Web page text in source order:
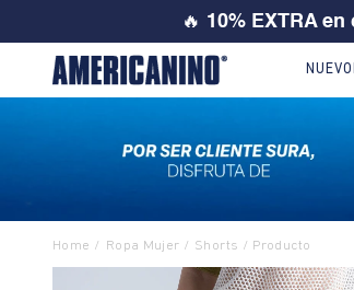
NUEVO
Ropa Mujer Shorts